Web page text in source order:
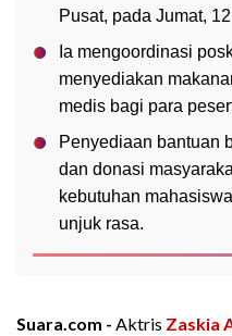
Pusat, pada Jumat,
Ia mengoordinasi
menyediakan
medis bagi para
Penyediaan bantuan
dan donasi
kebutuhan
unjuk rasa.
Suara.com - Aktris Zaskia